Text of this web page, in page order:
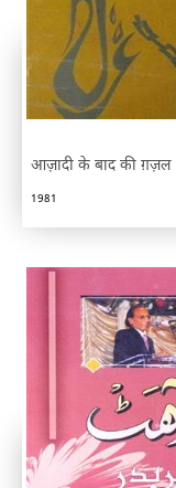
आज़ादी के बाद की ग़ज़ल
1981